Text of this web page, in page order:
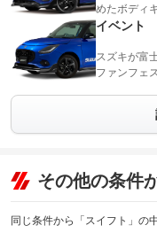
めたボディ
イベント
スズキが富
ファンフェ
その他の条件
同じ条件から「スイフト」の